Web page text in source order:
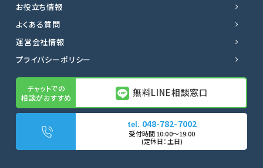
無料LINE相談窓口
お役立ち情報
よくある質問
運営会社情報
プライバシーポリシー
無料LINE相談窓口
048-782-7002